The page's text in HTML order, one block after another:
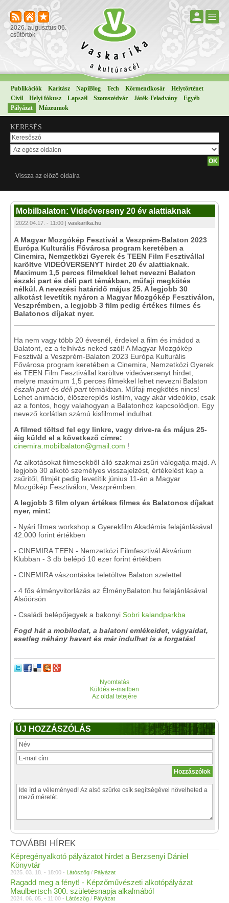
2026. augusztus 06.
csütörtök
Publikációk Karitász NapiBlog Tech Körmendkosár
Helytörténet
Civil
Helyi fókusz Lapszél Szomszédvár Játék-Feladvány
Egyéb
Pályázat
Múzeumok
KERESÉS
Vissza az előző oldalra
Mobilbalaton: Videóverseny 20 év alattiaknak
2022.04.17. - 11:00 | vaskarika.hu
A Magyar Mozgókép Fesztivál a Veszprém-Balaton 2023
Európa Kulturális Fővárosa program keretében a
Cinemira, Nemzetközi Gyerek és TEEN Film Fesztivállal
karöltve VIDEÓVERSENYT hirdet 20 év alattiaknak.
Maximum 1,5 perces filmekkel lehet nevezni Balaton
északi part és déli part témákban, műfaji megkötés
nélkül. A nevezési határidő május 25. A legjobb 30
alkotást levetítik nyáron a Magyar Mozgókép Fesztiválon,
Veszprémben, a legjobb 3 film pedig értékes filmes és
Balatonos díjakat nyer.
Ha nem vagy több 20 évesnél, érdekel a film és imádod a
Balatont, ez a felhívás neked szól! A Magyar Mozgókép
Fesztivál a Veszprém-Balaton 2023 Európa Kulturális
Fővárosa program keretében a Cinemira, Nemzetközi Gyerek
és TEEN Film Fesztivállal karöltve videóversenyt hirdet,
melyre maximum 1,5 perces filmekkel lehet nevezni Balaton
északi partés déli parttémákban. Műfaji megkötés nincs!
Lehet animáció, élőszereplős kisfilm, vagy akár videóklip, csak
az a fontos, hogy valahogyan a Balatonhoz kapcsolódjon. Egy
nevező korlátlan számú kisfilmmel indulhat.
A filmed töltsd fel egy linkre, vagy drive-ra és május 25-
éig küldd el a következő címre:
cinemira.mobilbalaton@gmail.com !
Az alkotásokat filmesekből álló szakmai zsűri válogatja majd. A
legjobb 30 alkotó személyes visszajelzést, értékelést kap a
zsűritől, filmjét pedig levetítik június 11-én a Magyar
Mozgókép Fesztiválon, Veszprémben.
A legjobb 3 film olyan értékes filmes és Balatonos díjakat
nyer, mint:
- Nyári filmes workshop a Gyerekfilm Akadémia felajánlásával
42.000 forint értékben
- CINEMIRA TEEN - Nemzetközi Filmfesztivál Akvárium
Klubban - 3 db belépő 10 ezer forint értékben
- CINEMIRA vászontáska teletöltve Balaton szelettel
- 4 fős élményvitorlázás az ÉlményBalaton.hu felajánlásával
Alsóörsön
- Családi belépőjegyek a bakonyi Sobri kalandparkba
Fogd hát a mobilodat, a balatoni emlékeidet, vágyaidat,
esetleg néhány havert és már indulhat is a forgatás!
Nyomtatás
Küldés e-mailben
Az oldal tetejére
ÚJ HOZZÁSZÓLÁS
TOVÁBBI HÍREK
Képregényalkotó pályázatot hirdet a Berzsenyi Dániel
Könyvtár
2025. 03. 18. - 18:00 - Látószög / Pályázat
Ragadd meg a fényt! - Képzőművészeti alkotópályázat
Maulbertsch 300. születésnapja alkalmából
2024. 06. 05. - 11:00 - Látószög / Pályázat